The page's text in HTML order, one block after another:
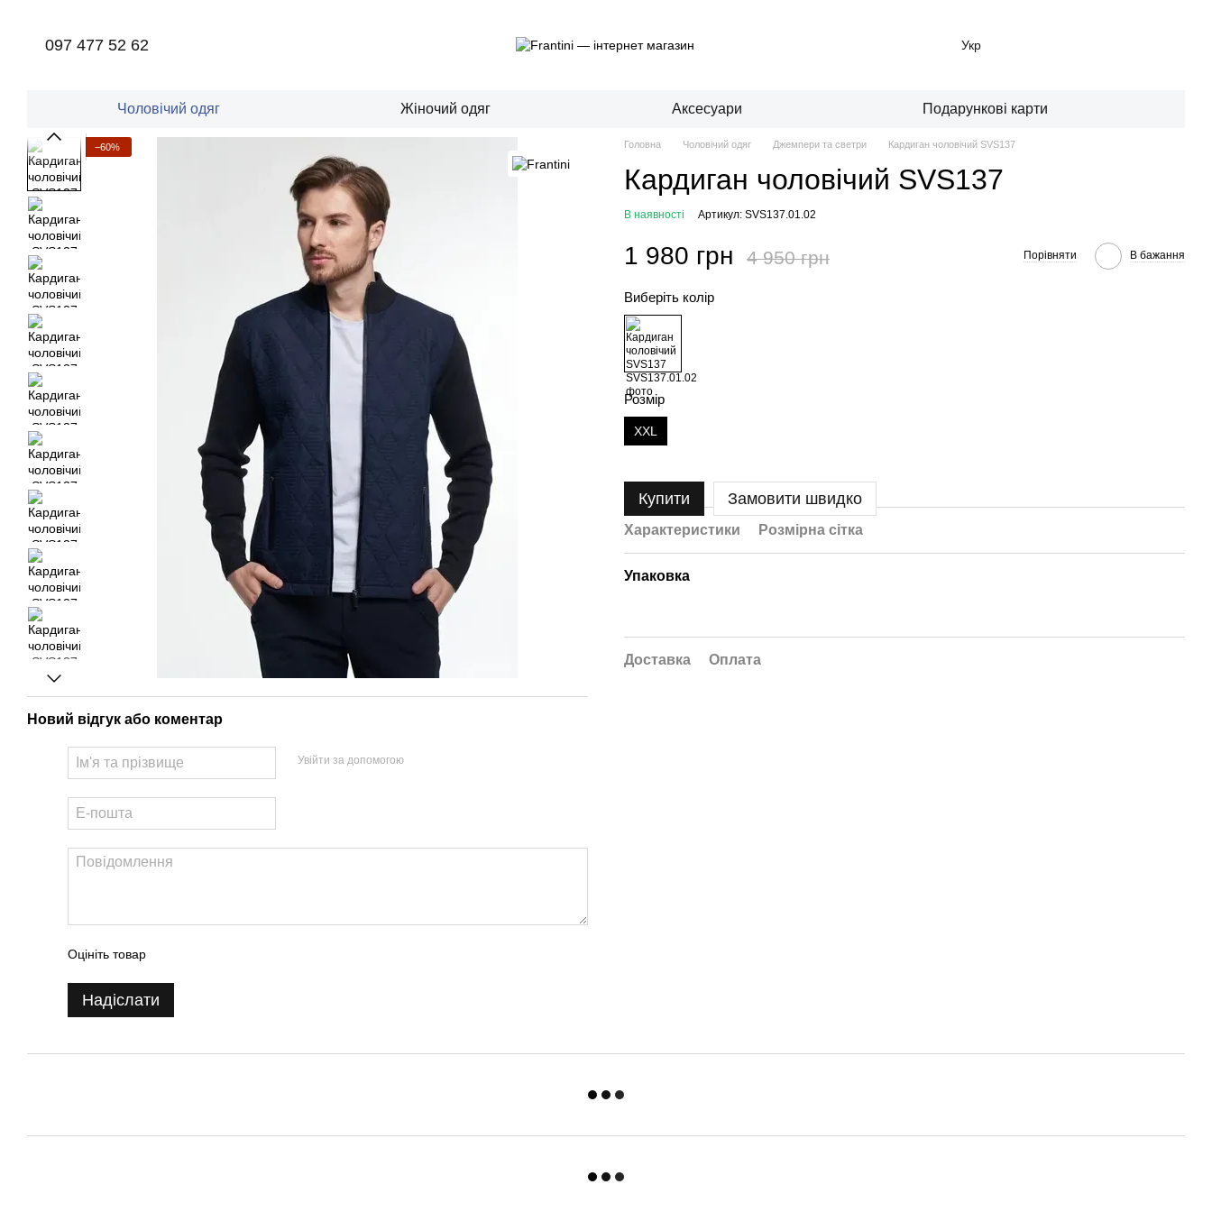
097 477 52 62 Укр
Чоловічий одяг Жіночий одяг Аксесуари Подарункові карти
−60%
Новий відгук або коментар
Увійти за допомогою
Оцініть товар
Надіслати
Головна Чоловічий одяг Джемпери та светри Кардиган чоловічий SVS137
Кардиган чоловічий SVS137
В наявності Артикул: SVS137.01.02
1 980 грн 4 950 грн Порівняти В бажання
Виберіть колір
Розмір
XXL
Купити Замовити швидко
Характеристики Розмірна сітка
Упаковка
Доставка Оплата